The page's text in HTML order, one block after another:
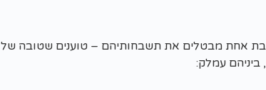
אחת מבטלים את תשבחותיהם – טוענים שטובה של
ביניהם עמלק: